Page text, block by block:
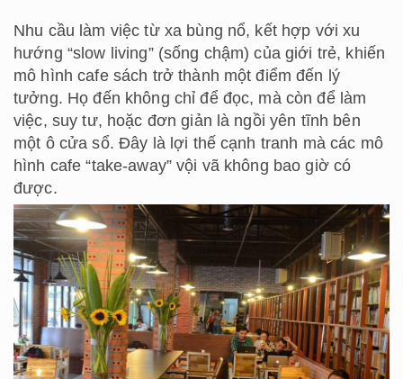
Nhu cầu làm việc từ xa bùng nổ, kết hợp với xu
hướng “slow living” (sống chậm) của giới trẻ, khiến
mô hình cafe sách trở thành một điểm đến lý
tưởng. Họ đến không chỉ để đọc, mà còn để làm
việc, suy tư, hoặc đơn giản là ngồi yên tĩnh bên
một ô cửa sổ. Đây là lợi thế cạnh tranh mà các mô
hình cafe “take-away” vội vã không bao giờ có
được.